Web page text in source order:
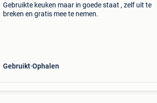
Gebruikte keuken maar in goede staat , zelf uit te
breken en gratis mee te nemen.
Gebruikt Ophalen